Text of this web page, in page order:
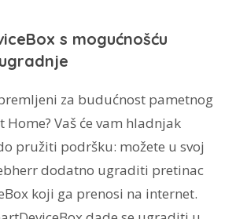
s mogućnošću
za budućnost pametnog
Home? Vaš će vam hladnjak
pružiti podršku: možete u svoj
dodatno ugraditi pretinac
koji ga prenosi na internet.